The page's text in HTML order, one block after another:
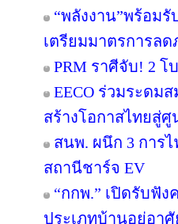
“พลังงาน”พร้อม
เตรียมมาตรการล
PRM ราศีจับ! 2 โ
EECO ร่วมระดม
สร้างโอกาสไทยสู่
สนพ. ผนึก 3 การไ
สถานีชาร์จ EV
“กกพ.” เปิดรับฟั
ประเภทบ้านอยู่อาศั